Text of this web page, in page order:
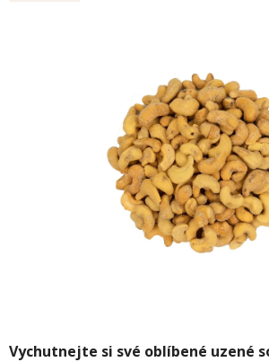
Vychutnejte si své oblíbené uzené